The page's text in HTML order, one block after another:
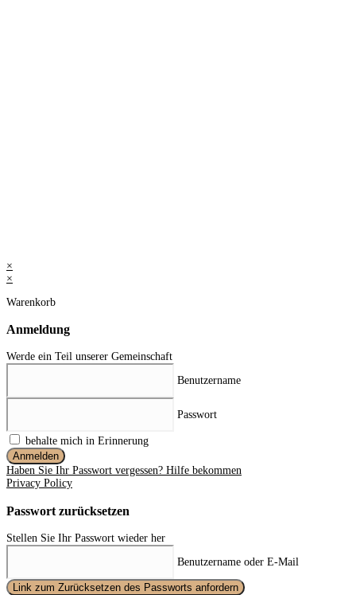
×
×
Warenkorb
Anmeldung
Werde ein Teil unserer Gemeinschaft
Benutzername
Passwort
behalte mich in Erinnerung
Anmelden
Haben Sie Ihr Passwort vergessen? Hilfe bekommen
Privacy Policy
Passwort zurücksetzen
Stellen Sie Ihr Passwort wieder her
Benutzername oder E-Mail
Link zum Zurücksetzen des Passworts anfordern